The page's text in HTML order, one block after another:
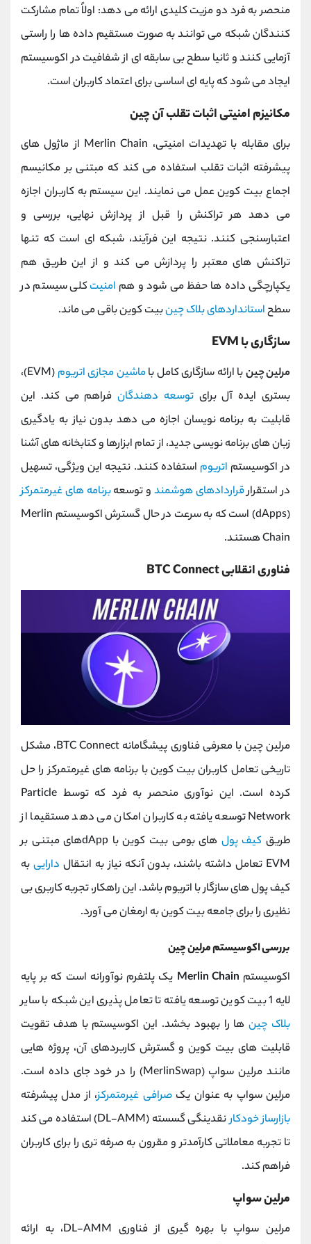
منحصر به فرد دو مزیت کلیدی ارائه می‌ دهد: اولاً تمام مشارکت‌
کنندگان شبکه می ‌توانند به‌ صورت مستقیم داده‌ ها را راستی
‌آزمایی کنند و ثانیا سطح بی ‌سابقه ‌ای از شفافیت در اکوسیستم
ایجاد می ‌شود که پایه ‌ای اساسی برای اعتماد کاربران است.
مکانیزم امنیتی اثبات تقلب آن چین
برای مقابله با تهدیدات امنیتی، Merlin Chain از ماژول ‌های
پیشرفته اثبات تقلب استفاده می کند که مبتنی بر مکانیسم
اجماع بیت ‌کوین عمل می ‌نمایند. این سیستم به کاربران اجازه
می ‌دهد هر تراکنش را قبل از پردازش نهایی، بررسی و
اعتبارسنجی کنند. نتیجه این فرآیند، شبکه ‌ای است که تنها
تراکنش ‌های معتبر را پردازش می کند و از این طریق هم
یکپارچگی داده ‌ها حفظ می‌ شود و هم امنیتکلی سیستم در
سطحاستانداردهای بلاک چینبیت‌ کوین باقی می ‌ماند.
سازگاری با EVM
مرلین چینبا ارائه سازگاری کامل باماشین مجازی اتریوم
(EVM)،
بستری ایده‌ آل برایتوسعه‌ دهندگانفراهم می کند. این
قابلیت به برنامه ‌نویسان اجازه می ‌دهد بدون نیاز به یادگیری
زبان‌ های برنامه ‌نویسی جدید، از تمام ابزارها و کتابخانه‌ های آشنا
در اکوسیستم اتریوم استفاده کنند. نتیجه این ویژگی، تسهیل
در استقرارقراردادهای هوشمند و توسعهبرنامه ‌های غیرمتمرکز
(dApps) است که به سرعت در حال گسترش اکوسیستم Merlin
Chain هستند.
فناوری انقلابی BTC Connect
مرلین چین با معرفی فناوری پیشگامانه BTC Connect، مشکل
تاریخی تعامل کاربران بیت‌ کوین با برنامه ‌های غیرمتمرکز را حل
کرده است. این نوآوری منحصر به فرد که توسط Particle
Network توسعه یافته به کاربران امکان می ‌دهد مستقیما از
طریق کیف ‌پول
‌های بومی بیت‌ کوین با dAppهای مبتنی بر
EVM تعامل داشته باشند، بدون آنکه نیاز به انتقال
دارایی به
کیف ‌پول‌ های سازگار با اتریوم باشد. این راهکار، تجربه کاربری بی
‌نظیری را برای جامعه بیت‌ کوین به ارمغان می ‌آورد.
بررسی اکوسیستم مرلین چین
اکوسیستم Merlin Chain یک پلتفرم نوآورانه است که بر پایه
لایه 1 بیت ‌کوین توسعه یافته تا تعامل پذیری این شبکه با سایر
بلاک چین‌ها را بهبود بخشد. این اکوسیستم با هدف تقویت
قابلیت ‌های بیت ‌کوین و گسترش کاربردهای آن، پروژه‌ هایی
مانند مرلین سواپ (MerlinSwap) را در خود جای داده است.
مرلین سواپ به عنوان یکصرافی غیرمتمرکز، از مدل پیشرفته
بازارساز خودکار
نقدینگی گسسته (DL-AMM) استفاده می کند
تا تجربه معاملاتی کارآمدتر و مقرون ‌به ‌صرفه ‌تری را برای کاربران
فراهم کند.
مرلین سواپ
مرلین سواپ با بهره ‌گیری از فناوری DL-AMM، به ارائه‌